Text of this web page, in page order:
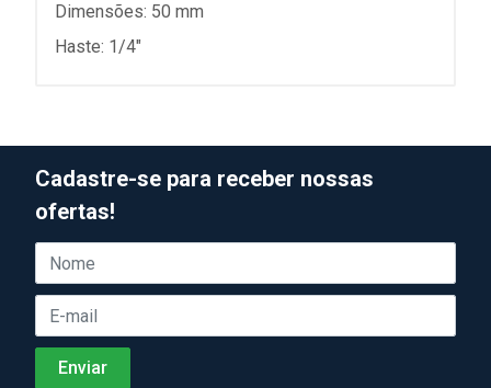
Dimensões: 50 mm
Haste: 1/4"
Cadastre-se para receber nossas
ofertas!